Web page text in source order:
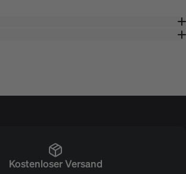
Kostenloser Versand